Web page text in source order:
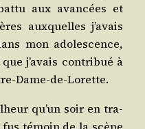
aux avan­cées et
aux­quelles j’a­vais
mon ado­les­cence,
j’a­vais contri­bué à
Dame-de-Lorette.
qu’un soir en tra­